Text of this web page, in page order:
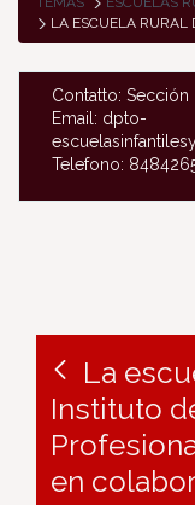
LA ESCUELA RURAL DE OLAZTI Y EL INSTITUTO DE FORMACIÓN PROFESIONAL DE SAKANA TRABAJAN EN COLABORACIÓN POR LA
Contatto: Sección
Email: dpto-
Telefono:
La
Instituto
en